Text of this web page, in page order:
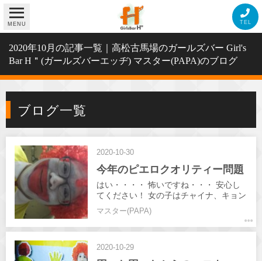
MENU TEL
2020年10月の記事一覧｜高松古馬場のガールズバー Girl's
Bar H＂(ガールズバーエッヂ) マスター(PAPA)のブログ
ブログ一覧
2020-10-30
今年のピエロクオリティー問題
はい・・・・ 怖いですね・・・ 安心し
てください！ 女の子はチャイナ、キョン
シー、ポリスメンです(笑) ハロウィン楽
しみましょう🌠
マスター(PAPA)
2020-10-29